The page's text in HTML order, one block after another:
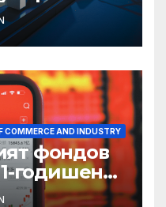
COMMERCE AND INDUSTRY
фондов
годишен